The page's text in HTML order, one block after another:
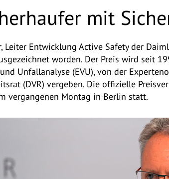
mit
Leiter Entwicklung Active Safety der
worden. Der Preis wird seit
Unfallanalyse (EVU), von der
(DVR) vergeben. Die offizielle
vergangenen Montag in Berlin statt.